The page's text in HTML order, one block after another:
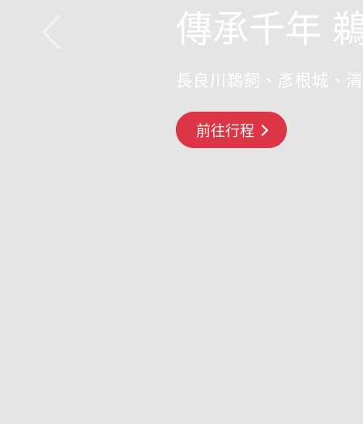
傳承千年
長良川鵜飼、彥根城、
前往行程